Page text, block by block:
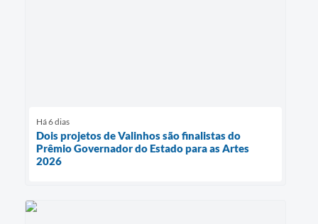
Há 6 dias
Dois projetos de Valinhos são finalistas do
Prêmio Governador do Estado para as Artes
2026